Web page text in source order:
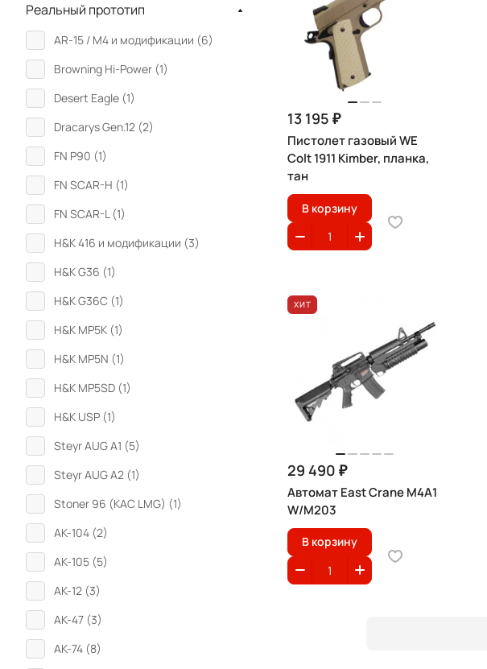
13 195 ₽
Пистолет газовый WE
Colt 1911 Kimber, планка,
тан
В корзину
ХИТ
29 490 ₽
Автомат East Crane M4A1
W/M203
В корзину
Реальный прототип
AR-15 / M4 и модификации (6)
Browning Hi-Power (1)
Desert Eagle (1)
Dracarys Gen.12 (2)
FN P90 (1)
FN SCAR-H (1)
FN SCAR-L (1)
H&K 416 и модификации (3)
H&K G36 (1)
H&K G36C (1)
H&K MP5K (1)
H&K MP5N (1)
H&K MP5SD (1)
H&K USP (1)
Steyr AUG A1 (5)
Steyr AUG A2 (1)
Stoner 96 (KAC LMG) (1)
АК-104 (2)
АК-105 (5)
АК-12 (3)
АК-47 (3)
АК-74 (8)